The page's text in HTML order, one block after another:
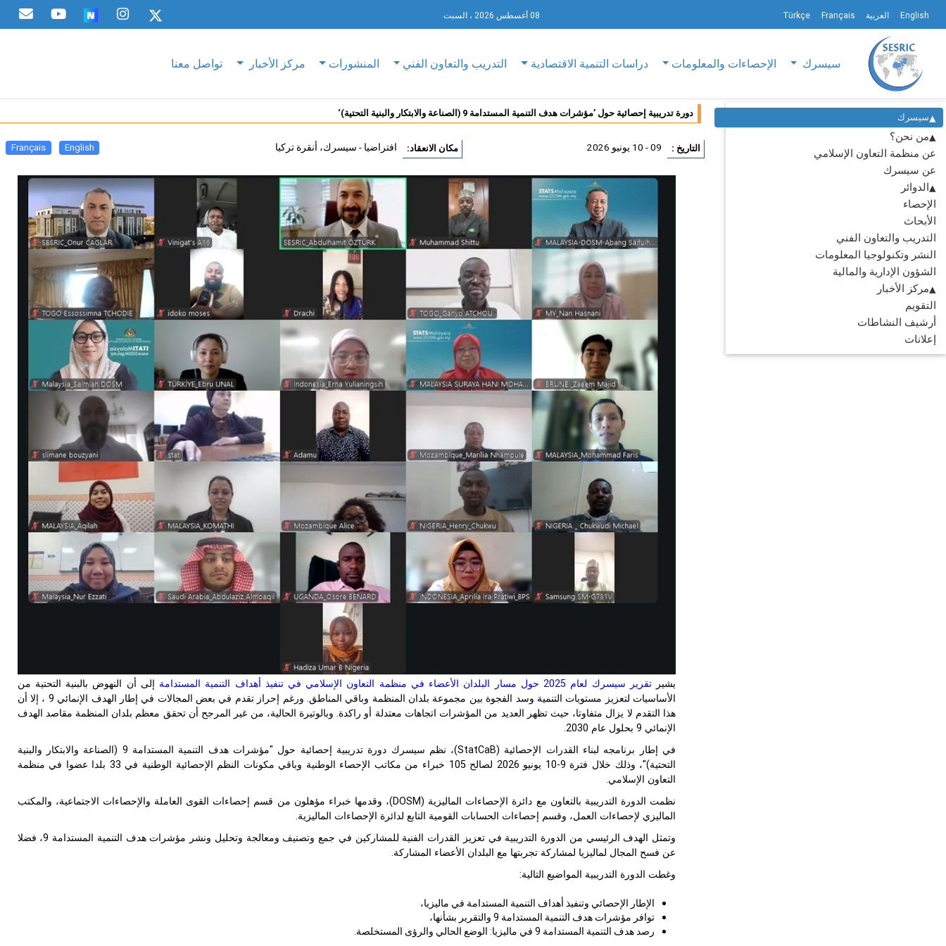
English العربية Français
Türkçe 08 أغسطس 2026 ، السبت
سيسرك الإحصاءات والمعلومات دراسات التنمية الاقتصادية التدريب والتعاون الفني المنشورات مركز الأخبار تواصل معنا
سيسرك
من نحن؟
عن منظمة التعاون الإسلامي
عن سيسرك
الدوائر
الإحصاء
الأبحاث
التدريب والتعاون الفني
النشر وتكنولوجيا المعلومات
الشؤون الإدارية والمالية
مركز الأخبار
التقويم
أرشيف النشاطات
إعلانات
دورة تدريبية إحصائية حول ’مؤشرات هدف التنمية المستدامة 9 (الصناعة والابتكار والبنية التحتية)‘
التاريخ : 09 - 10 يونيو 2026 مكان الانعقاد: افتراضيا - سيسرك، أنقرة تركيا English
Français
يشيرتقرير سيسرك لعام 2025 حول مسار البلدان الأعضاء في منظمة التعاون الإسلامي في تنفيذ أهداف التنمية المستدامة
إلى أن النهوض بالبنية التحتية من
الأساسيات لتعزيز مستويات التنمية وسد الفجوة بين مجموعة بلدان المنظمة وباقي المناطق. ورغم إحراز تقدم في بعض المجالات في إطار الهدف الإنمائي 9 ، إلا أن
هذا التقدم لا يزال متفاوتا، حيث تظهر العديد من المؤشرات اتجاهات معتدلة أو راكدة. وبالوتيرة الحالية، من غير المرجح أن تحقق معظم بلدان المنظمة مقاصد الهدف
الإنمائي 9 بحلول عام 2030.
في إطار برنامجه لبناء القدرات الإحصائية (StatCaB
)، نظم سيسرك دورة تدريبية إحصائية حول "مؤشرات هدف التنمية المستدامة 9 (الصناعة والابتكار والبنية
التحتية)"، وذلك خلال فترة 9-10 يونيو 2026 لصالح 105 خبراء من مكاتب الإحصاء الوطنية وباقي مكونات النظم الإحصائية الوطنية في 33 بلدا عضوا في منظمة
التعاون الإسلامي.
نظمت الدورة التدريبية بالتعاون مع دائرة الإحصاءات الماليزية (DOSM)، وقدمها خبراء مؤهلون من قسم إحصاءات القوى العاملة والإحصاءات الاجتماعية، والمكتب
الماليزي لإحصاءات العمل، وقسم إحصاءات الحسابات القومية التابع لدائرة الإحصاءات الماليزية.
وتمثل الهدف الرئيسي من الدورة التدريبية في تعزيز القدرات الفنية للمشاركين في جمع وتصنيف ومعالجة وتحليل ونشر مؤشرات هدف التنمية المستدامة 9، فضلا
عن فسح المجال لماليزيا لمشاركة تجربتها مع البلدان الأعضاء المشاركة.
وغطت الدورة التدريبية المواضيع التالية:
الإطار الإحصائي وتنفيذ أهداف التنمية المستدامة في ماليزيا،
توافر مؤشرات هدف التنمية المستدامة 9 والتقرير بشأنها،
رصد هدف التنمية المستدامة 9 في ماليزيا: الوضع الحالي والرؤى المستخلصة.